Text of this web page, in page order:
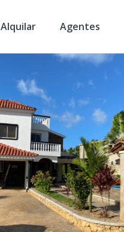
Alquilar Agentes